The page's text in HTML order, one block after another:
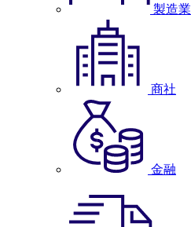
製造業
商社
金融